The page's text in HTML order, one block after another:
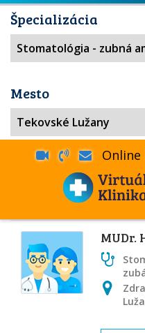
Špecializácia
Mesto
Online
MUDr.